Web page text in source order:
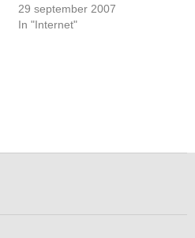
29 september 2007
In "Internet"